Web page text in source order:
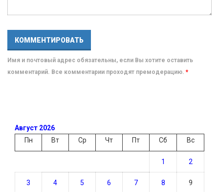
Имя и почтовый адрес обязательны, если Вы хотите оставить
комментарий. Все комментарии проходят премодерацию. *
Август 2026
Пн
Вт Ср Чт Пт Сб Вс
1 2
3 4 5 6 7 8 9